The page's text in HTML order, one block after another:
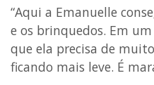
“Aqui a Emanuelle
e os brinquedos. Em
que ela precisa de
ficando mais leve. É